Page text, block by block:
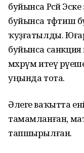
буйынса Рәсәй
буйынса тәфтиш
ҡуҙғатылды.
буйынса санкция
мәхрүм итеү
уңында тота.
Әлеге ваҡытта
тамамланған,
тапшырылған.